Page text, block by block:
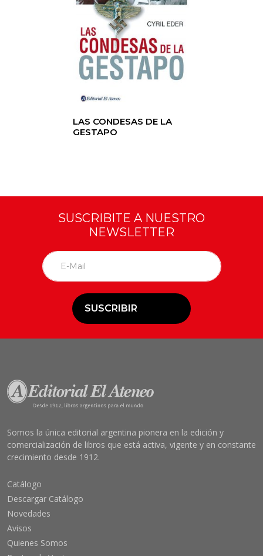
LAS CONDESAS DE LA
GESTAPO
SUSCRIBITE A NUESTRO
NEWSLETTER
SUSCRIBIR
Somos la única editorial argentina pionera en la edición y
comercialización de libros que está activa, vigente y en constante
crecimiento desde 1912.
Catálogo
Descargar Catálogo
Novedades
Avisos
Quienes Somos